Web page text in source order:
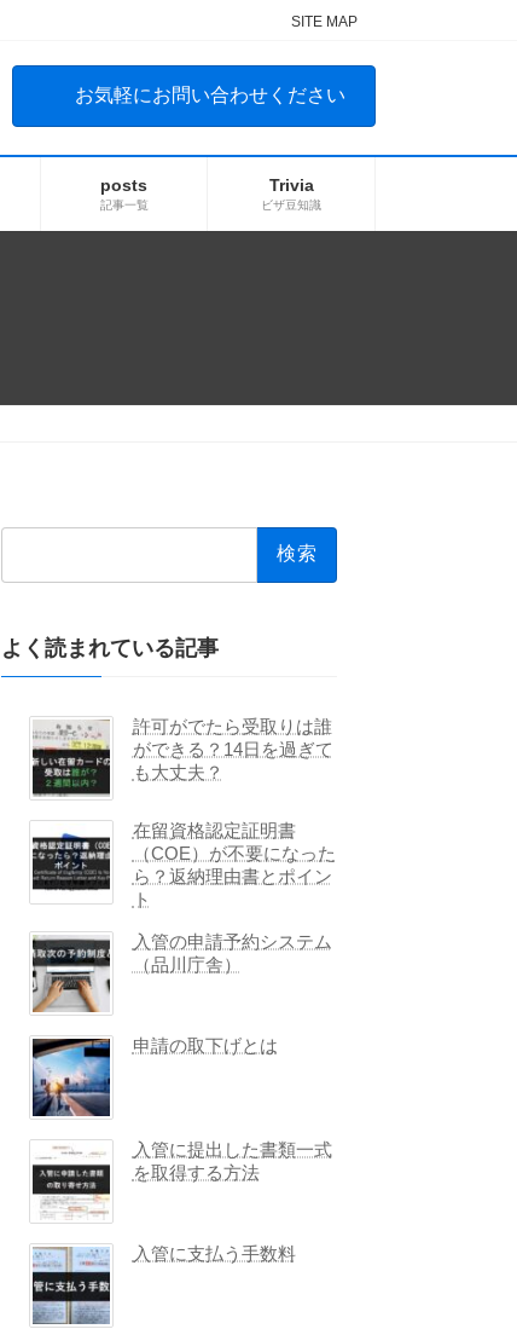
SITE MAP
お気軽にお問い合わせください
posts
記事一覧
Trivia
ビザ豆知識
検
よく読まれている記事
許可がでたら受取りは誰
ができる？14日を過ぎて
も大丈夫？
在留資格認定証明書
（COE）が不要になった
ら？返納理由書とポイン
ト
入管の申請予約システム
（品川庁舎）
申請の取下げとは
入管に提出した書類一式
を取得する方法
入管に支払う手数料